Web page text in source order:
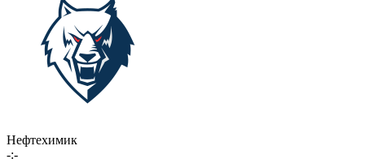
Нефтехимик
-:-